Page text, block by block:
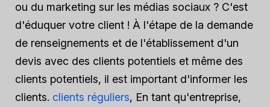
ou du marketing sur les médias sociaux ? C'est
d'éduquer votre client ! À l'étape de la demande
de renseignements et de l'établissement d'un
devis avec des clients potentiels et même des
clients potentiels, il est important d'informer les
clients. clients réguliers, En tant qu'entreprise,